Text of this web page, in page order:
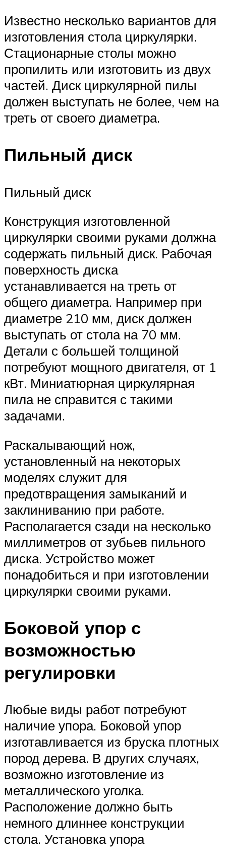
Известно несколько вариантов для
изготовления стола циркулярки.
Стационарные столы можно
пропилить или изготовить из двух
частей. Диск циркулярной пилы
должен выступать не более, чем на
треть от своего диаметра.
Пильный диск
Пильный диск
Конструкция изготовленной
циркулярки своими руками должна
содержать пильный диск. Рабочая
поверхность диска
устанавливается на треть от
общего диаметра. Например при
диаметре 210 мм, диск должен
выступать от стола на 70 мм.
Детали с большей толщиной
потребуют мощного двигателя, от 1
кВт. Миниатюрная циркулярная
пила не справится с такими
задачами.
Раскалывающий нож,
установленный на некоторых
моделях служит для
предотвращения замыканий и
заклиниванию при работе.
Располагается сзади на несколько
миллиметров от зубьев пильного
диска. Устройство может
понадобиться и при изготовлении
циркулярки своими руками.
Боковой упор с
возможностью
регулировки
Любые виды работ потребуют
наличие упора. Боковой упор
изготавливается из бруска плотных
пород дерева. В других случаях,
возможно изготовление из
металлического уголка.
Расположение должно быть
немного длиннее конструкции
стола. Установка упора